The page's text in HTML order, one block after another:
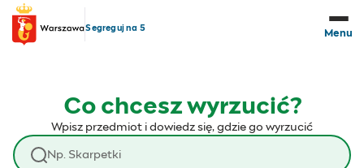
Przejdź do treści
Segreguj na 5
Menu
Co chcesz wyrzucić?
Wpisz przedmiot i dowiedz się, gdzie go wyrzucić
Wyszukaj odpad